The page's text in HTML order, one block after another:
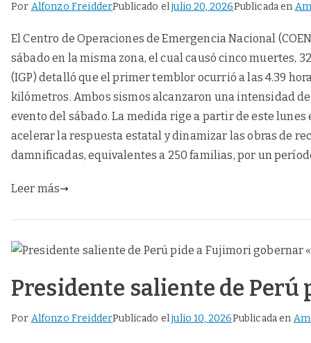
Por Alfonzo FreidderPublicado eljulio 20, 2026Publicada en
El Centro de Operaciones de Emergencia Nacional
sábado en la misma zona, el cual causó cinco muertes,
(IGP) detalló que el primer temblor ocurrió a las 4.39
kilómetros. Ambos sismos alcanzaron una intensidad
evento del sábado. La medida rige a partir de este lunes
acelerar la respuesta estatal y dinamizar las obras de
damnificadas, equivalentes a 250 familias, por un
Leer más
Presidente saliente de
Por Alfonzo FreidderPublicado eljulio 10, 2026Publicada en